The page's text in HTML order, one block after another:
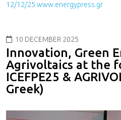
12/12/25 www.energypress.gr
10 DECEMBER 2025
Innovation, Green
Agrivoltaics at the
ICEFPE25 &
Greek)